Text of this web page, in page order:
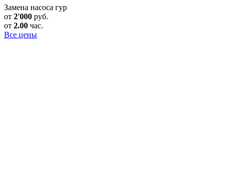
Замена насоса гур
от 2'000 руб.
от 2.00 час.
Все цены